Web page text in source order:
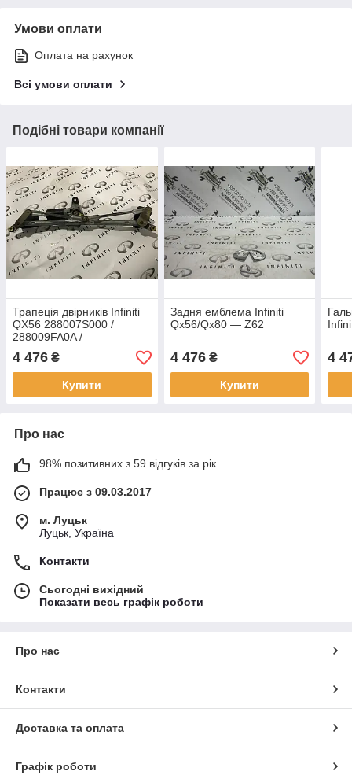
Умови оплати
Оплата на рахунок
Всі умови оплати
Подібні товари компанії
Трапеція двірників Infiniti
QX56 288007S000 /
288009FA0A /
28800ZH30A
4 476 ₴
Купити
Задня емблема Infiniti
Qx56/Qx80 — Z62
4 476₴
Купити
4
Про нас
98% позитивних з 59 відгуків за рік
Працює з 09.03.2017
м. Луцьк
Луцьк, Україна
Контакти
Сьогодні вихідний
Показати весь графік роботи
Про нас
Контакти
Доставка та оплата
Графік роботи